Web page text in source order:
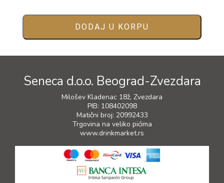
DODAJ U KORPU
Seneca d.o.o. Beograd-Zvezdara
Milošev Kladenac 18ž, Zvezdara
PIB: 108402098
Matični broj: 20992433
Trgovina na veliko pićima
www.drinkmarket.rs